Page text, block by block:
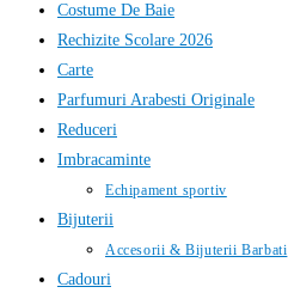
Costume De Baie
Rechizite Scolare 2026
Carte
Parfumuri Arabesti Originale
Reduceri
Imbracaminte
Echipament sportiv
Bijuterii
Accesorii & Bijuterii Barbati
Cadouri